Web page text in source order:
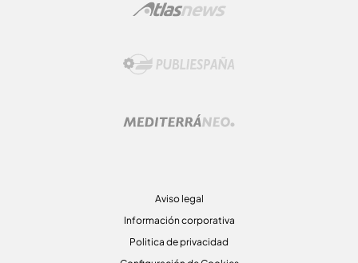
Aviso legal
Información corporativa
Politica de privacidad